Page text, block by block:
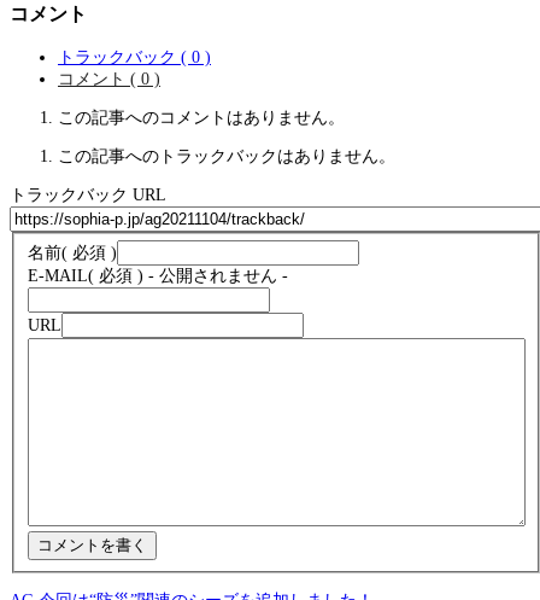
コメント
トラックバック ( 0 )
コメント ( 0 )
この記事へのコメントはありません。
この記事へのトラックバックはありません。
トラックバック URL
名前( 必須 )
E-MAIL( 必須 ) - 公開されません -
URL